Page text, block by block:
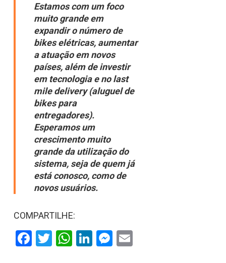
Estamos com um foco
muito grande em
expandir o número de
bikes elétricas, aumentar
a atuação em novos
países, além de investir
em tecnologia e no last
mile delivery (aluguel de
bikes para
entregadores).
Esperamos um
crescimento muito
grande da utilização do
sistema, seja de quem já
está conosco, como de
novos usuários.
COMPARTILHE:
Facebook
Twitter
WhatsApp
LinkedIn
Messenger
Email